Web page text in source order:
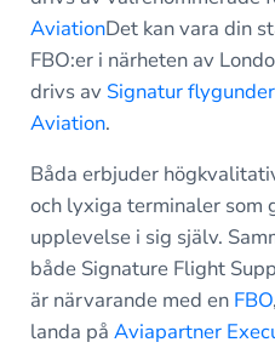
AviationDet kan vara din
FBO:er i närheten av
drivs av Signatur
Aviation.
Båda erbjuder
och lyxiga terminaler som
upplevelse i sig själv.
både Signature Flight
är närvarande med en FBO
landa på Aviapartner